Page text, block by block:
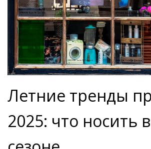
Летние тренды
2025: что носить